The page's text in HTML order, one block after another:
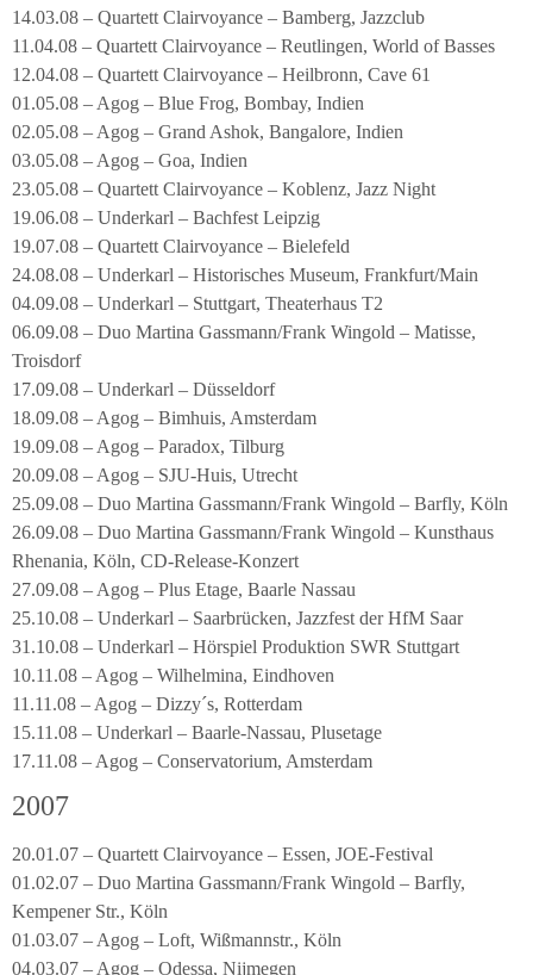
14.03.08 – Quartett Clairvoyance – Bamberg, Jazzclub
11.04.08 – Quartett Clairvoyance – Reutlingen, World of Basses
12.04.08 – Quartett Clairvoyance – Heilbronn, Cave 61
01.05.08 – Agog – Blue Frog, Bombay, Indien
02.05.08 – Agog – Grand Ashok, Bangalore, Indien
03.05.08 – Agog – Goa, Indien
23.05.08 – Quartett Clairvoyance – Koblenz, Jazz Night
19.06.08 – Underkarl – Bachfest Leipzig
19.07.08 – Quartett Clairvoyance – Bielefeld
24.08.08 – Underkarl – Historisches Museum, Frankfurt/Main
04.09.08 – Underkarl – Stuttgart, Theaterhaus T2
06.09.08 – Duo Martina Gassmann/Frank Wingold – Matisse,
Troisdorf
17.09.08 – Underkarl – Düsseldorf
18.09.08 – Agog – Bimhuis, Amsterdam
19.09.08 – Agog – Paradox, Tilburg
20.09.08 – Agog – SJU-Huis, Utrecht
25.09.08 – Duo Martina Gassmann/Frank Wingold – Barfly, Köln
26.09.08 – Duo Martina Gassmann/Frank Wingold – Kunsthaus
Rhenania, Köln, CD-Release-Konzert
27.09.08 – Agog – Plus Etage, Baarle Nassau
25.10.08 – Underkarl – Saarbrücken, Jazzfest der HfM Saar
31.10.08 – Underkarl – Hörspiel Produktion SWR Stuttgart
10.11.08 – Agog – Wilhelmina, Eindhoven
11.11.08 – Agog – Dizzy´s, Rotterdam
15.11.08 – Underkarl – Baarle-Nassau, Plusetage
17.11.08 – Agog – Conservatorium, Amsterdam
2007
20.01.07 – Quartett Clairvoyance – Essen, JOE-Festival
01.02.07 – Duo Martina Gassmann/Frank Wingold – Barfly,
Kempener Str., Köln
01.03.07 – Agog – Loft, Wißmannstr., Köln
04.03.07 – Agog – Odessa, Nijmegen